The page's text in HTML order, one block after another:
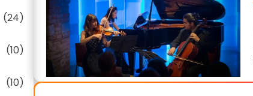
(24)
(10)
(10)